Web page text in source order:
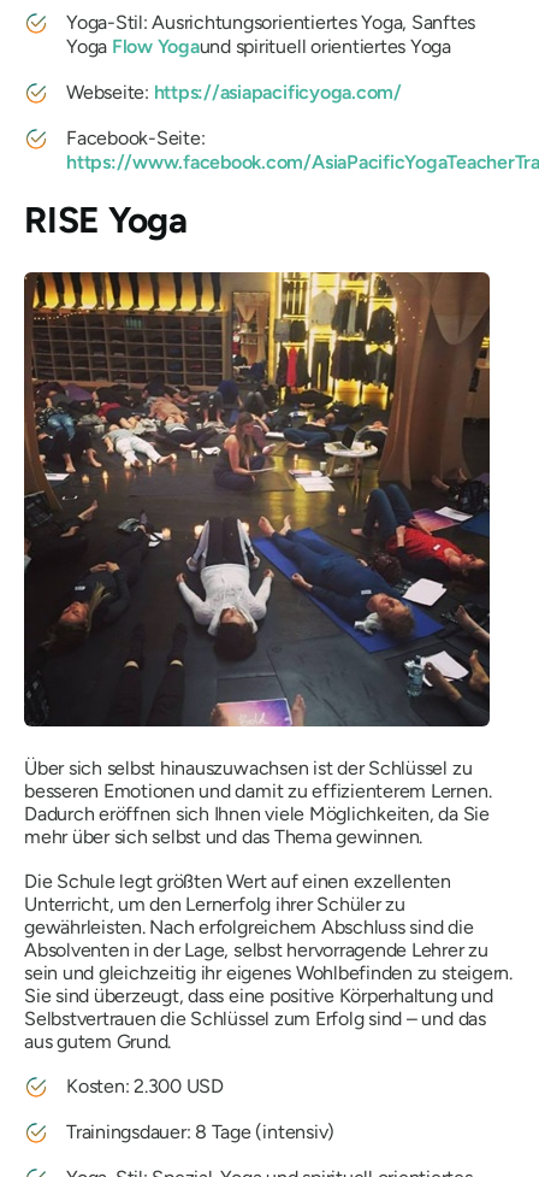
Yoga-Stil: Ausrichtungsorientiertes Yoga, Sanftes
Yoga Flow Yogaund spirituell orientiertes Yoga
Webseite: https://asiapacificyoga.com/
Facebook-Seite:
https://www.facebook.com/
RISE Yoga
Über sich selbst hinauszuwachsen ist der Schlüssel zu
besseren Emotionen und damit zu effizienterem Lernen.
Dadurch eröffnen sich Ihnen viele Möglichkeiten, da Sie
mehr über sich selbst und das Thema gewinnen.
Die Schule legt größten Wert auf einen exzellenten
Unterricht, um den Lernerfolg ihrer Schüler zu
gewährleisten. Nach erfolgreichem Abschluss sind die
Absolventen in der Lage, selbst hervorragende Lehrer zu
sein und gleichzeitig ihr eigenes Wohlbefinden zu steigern.
Sie sind überzeugt, dass eine positive Körperhaltung und
Selbstvertrauen die Schlüssel zum Erfolg sind – und das
aus gutem Grund.
Kosten: 2.300 USD
Trainingsdauer: 8 Tage (intensiv)